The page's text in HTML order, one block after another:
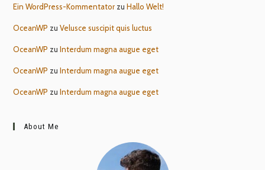
Ein WordPress-Kommentator zuHallo Welt!
OceanWP zuVelusce suscipit quis luctus
OceanWP zuInterdum magna augue eget
OceanWP zuInterdum magna augue eget
OceanWP zuInterdum magna augue eget
About Me